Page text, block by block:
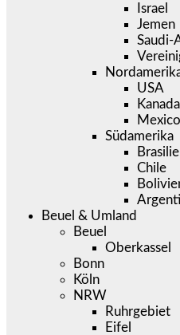
Israel
Jemen
Saudi-
USA
Kanada
Mexico
Südamerika
Chile
Beuel & Umland
Beuel
Oberkassel
Bonn
Köln
NRW
Ruhrgebiet
Eifel